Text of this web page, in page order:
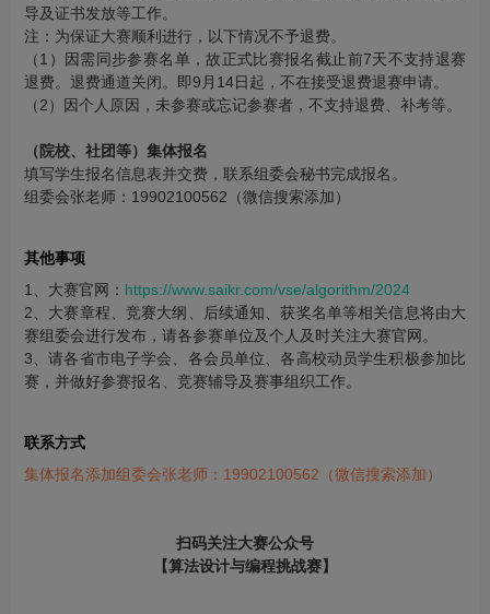
导及证书发放等工作。
注：为保证大赛顺利进行，以下情况不予退费。
（1）因需同步参赛名单，故正式比赛报名截止前7天不支持退赛
退费。退费通道关闭。即9月14日起，不在接受退费退赛申请。
（2）因个人原因，未参赛或忘记参赛者，不支持退费、补考等。
（院校、社团等）集体报名
填写学生报名信息表并交费，联系组委会秘书完成报名。
组委会张老师：19902100562（微信搜索添加）
其他事项
1、大赛官网： https://www.saikr.com/vse/algorithm/2024
2、大赛章程、竞赛大纲、后续通知、获奖名单等相关信息将由大
赛组委会进行发布，请各参赛单位及个人及时关注大赛官网。
3、请各省市电子学会、各会员单位、各高校动员学生积极参加比
赛，并做好参赛报名、竞赛辅导及赛事组织工作。
联系方式
集体报名添加组委会张老师：19902100562（微信搜索添加）
扫码关注大赛公众号
【算法设计与编程挑战赛】